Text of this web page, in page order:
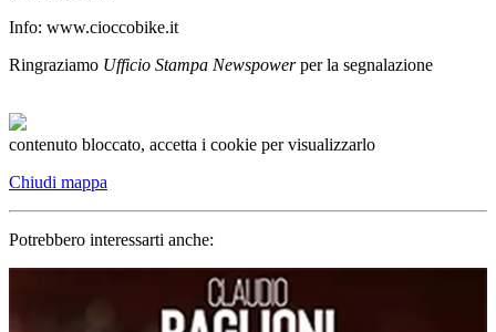
Info: www.cioccobike.it
Ringraziamo Ufficio Stampa Newspowerper la segnalazione
contenuto bloccato, accetta i cookie per visualizzarlo
Chiudi mappa
Potrebbero interessarti anche: